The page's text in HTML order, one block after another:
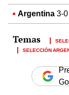
Argentina 3-
SELECCIÓN